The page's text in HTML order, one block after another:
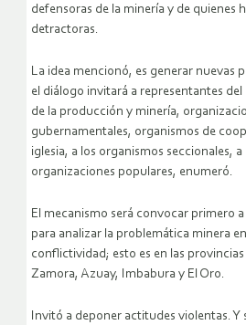
defensoras de la minería y de quienes
detractoras.
La idea mencionó, es generar nuevas
el diálogo invitará a representantes
de la producción y minería,
gubernamentales, organismos de
iglesia, a los organismos seccionales,
organizaciones populares, enumeró.
El mecanismo será convocar primero
para analizar la problemática minera
conflictividad; esto es en las
Zamora, Azuay, Imbabura y El Oro.
Invitó a deponer actitudes violentas. Y